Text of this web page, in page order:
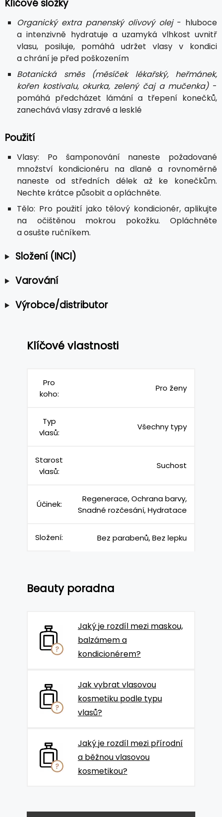
Klíčové složky
Organický extra panenský olivový olej- hluboce
a intenzivně hydratuje a uzamyká vlhkost uvnitř
vlasu, posiluje, pomáhá udržet vlasy v kondici
a chrání je před poškozením
Botanická směs (měsíček lékařský, heřmánek,
kořen kostivalu, okurka, zelený čaj a mučenka)-
pomáhá předcházet lámání a třepení konečků,
zanechává vlasy zdravé a lesklé
Použití
Vlasy: Po šamponování naneste požadované
množství kondicionéru na dlaně a rovnoměrně
naneste od středních délek až ke konečkům.
Nechte krátce působit a opláchněte.
Tělo: Pro použití jako tělový kondicionér, aplikujte
na očištěnou mokrou pokožku. Opláchněte
a osušte ručníkem.
Složení (INCI)
Varování
Výrobce/distributor
Klíčové vlastnosti
Pro
koho:
Pro ženy
Typ
vlasů:
Všechny typy
Starost
vlasů:
Suchost
Účinek:
Regenerace, Ochrana barvy,
Snadné rozčesání, Hydratace
Složení: Bez parabenů, Bez lepku
Beauty poradna
Jaký je rozdíl mezi maskou,
balzámem a
kondicionérem?
Jak vybrat vlasovou
kosmetiku podle typu
vlasů?
Jaký je rozdíl mezi přírodní
a běžnou vlasovou
kosmetikou?